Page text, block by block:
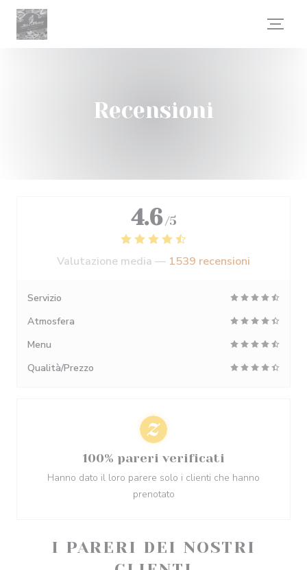
Personalizzazione delle tue scelte sui cookie
Recensioni
I PARERI DEI NOSTRI
4.6 /5
Valutazione media — 1539 recensioni
Servizio
Atmosfera
Menu
Qualità/Prezzo
100% pareri verificati
Hanno dato il loro parere solo i clienti che hanno
prenotato